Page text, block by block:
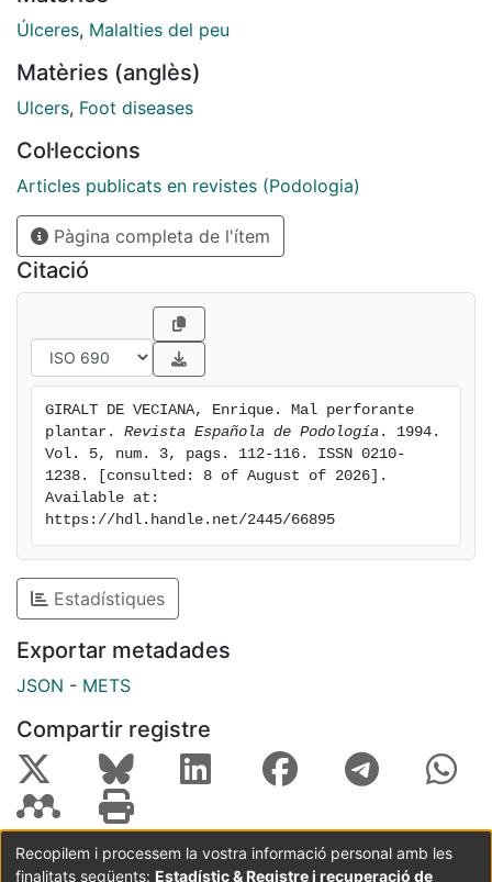
Úlceres, Malalties del peu
Matèries (anglès)
Ulcers, Foot diseases
Col·leccions
Articles publicats en revistes (Podologia)
Pàgina completa de l'ítem
Citació
GIRALT DE VECIANA, Enrique. Mal perforante
plantar. Revista Española de Podología . 1994.
Vol. 5, num. 3, pags. 112-116. ISSN 0210-
1238. [consulted: 8 of August of 2026].
Available at:
https://hdl.handle.net/2445/66895
Estadístiques
Exportar metadades
JSON - METS
Compartir registre
Coordinació:CRAI UB Avís legal Metadades
Recopilem i processem la vostra informació personal amb les
finalitats següents: Estadístic & Registre i recuperació de